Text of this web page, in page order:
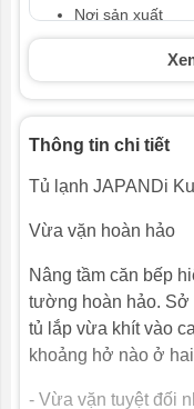
Nơi sản xuất
Trung Quốc
2026
Dung tích
Dung tích ngăn
349 lít
Dung tích thực
521 lít
Dung tích tổng
Thông tin chi tiết
Tủ lạnh JAPANDi
Vừa vặn hoàn hảo
Nâng tầm căn bếp
tường hoàn hảo. Sở
tủ lắp vừa khít vào
khoảng hở nào ở
- Vừa vặn tuyệt đối